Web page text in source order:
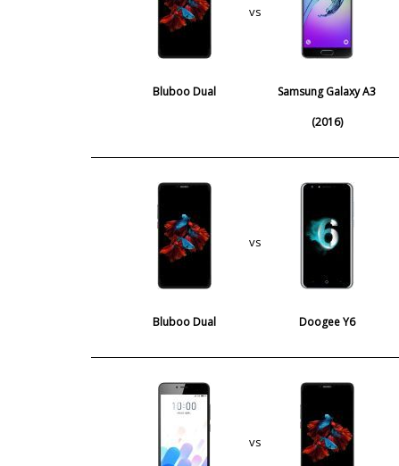
Bluboo Dual
vs
Samsung Galaxy A3
(2016)
Bluboo Dual
vs
Doogee Y6
vs